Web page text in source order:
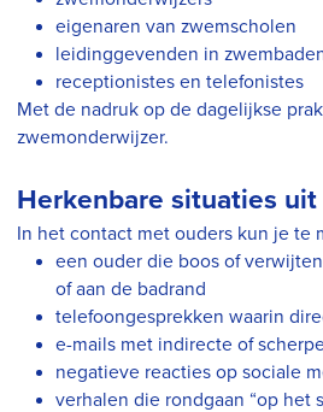
eigenaren van zwemscholen
leidinggevenden in
receptionistes en telefonistes
Met de nadruk op de dagelijkse
zwemonderwijzer.
Herkenbare situaties
In het contact met ouders kun je te
een ouder die boos of
of aan de badrand
telefoongesprekken waarin
e-mails met indirecte of
negatieve reacties op sociale
verhalen die rondgaan “op het